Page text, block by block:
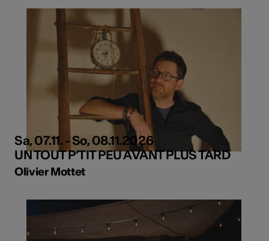
Sa, 07.11. - So, 08.11.2026
UN TOUT P’TIT PEU AVANT PLUS TARD
Olivier Mottet